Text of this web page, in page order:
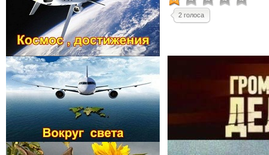
2 голоса